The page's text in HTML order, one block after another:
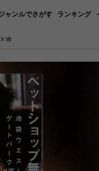
ャンルでさがす ランキング
ⅩⅧ